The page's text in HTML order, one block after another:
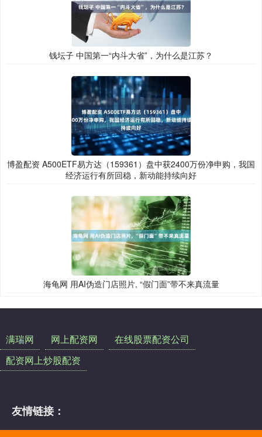
钱坛子 中国第一“内斗大省”，为什么是江苏？
博盈配资 A500ETF易方达（159361）盘中获2400万份净申购，我国
经济运行有所回稳，新动能持续向好
海龟网 用AI伪造门店照片, “假门面”带不来真流量
满瑞网 网上配资网
在线股票配资公司
配资网上炒股配资
友情链接：